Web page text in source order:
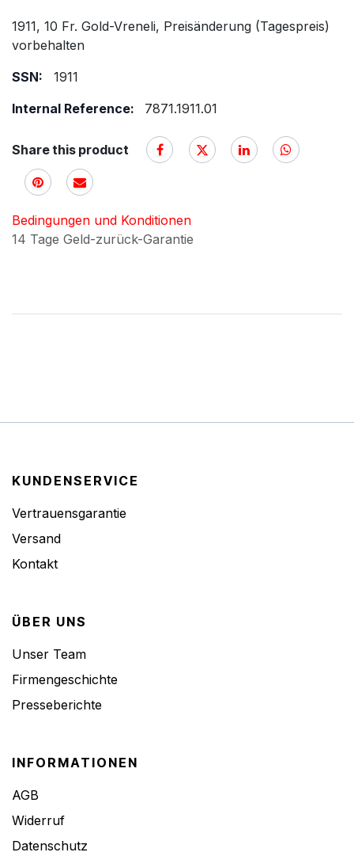
1911, 10 Fr. Gold-Vreneli, Preisänderung (Tagespreis)
vorbehalten
SSN:
1911
Internal Reference:
7871.1911.01
Share this product
Bedingungen und Konditionen
14 Tage Geld-zurück-Garantie
KUNDENSERVICE
Vertrauensgarantie
Versand
Kontakt
ÜBER UNS
Unser Team
Firmengeschichte
Presseberichte
INFORMATIONEN
AGB
Widerruf
Datenschutz